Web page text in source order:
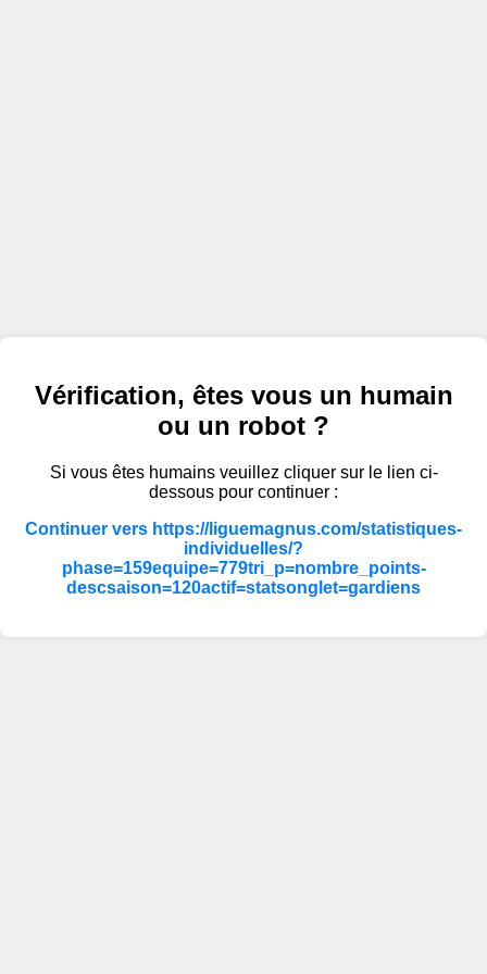
Vérification, êtes vous un humain
ou un robot ?
Si vous êtes humains veuillez cliquer sur le lien ci-
dessous pour continuer :
Continuer vers https://liguemagnus.com/statistiques-
individuelles/?
phase=159equipe=779tri_p=nombre_points-
descsaison=120actif=statsonglet=gardiens